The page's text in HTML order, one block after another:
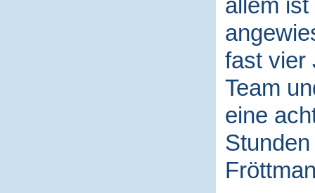
allem
fast vier
Team
eine